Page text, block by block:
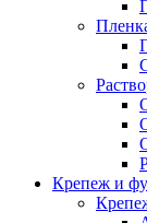
Крепеж и